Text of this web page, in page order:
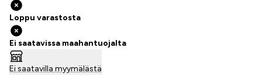
Loppu varastosta
Ei saatavissa maahantuojalta
Ei saatavilla myymälästä